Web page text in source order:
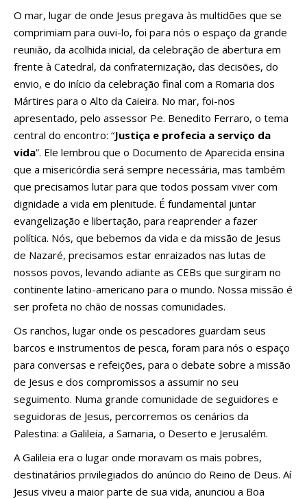
O mar, lugar de onde Jesus pregava às multidões que se
comprimiam para ouvi-lo, foi para nós o espaço da grande
reunião, da acolhida inicial, da celebração de abertura em
frente à Catedral, da confraternização, das decisões, do
envio, e do início da celebração final com a Romaria dos
Mártires para o Alto da Caieira. No mar, foi-nos
apresentado, pelo assessor Pe. Benedito Ferraro, o tema
central do encontro: “Justiça e profecia a serviço da
vida”. Ele lembrou que o Documento de Aparecida ensina
que a misericórdia será sempre necessária, mas também
que precisamos lutar para que todos possam viver com
dignidade a vida em plenitude. É fundamental juntar
evangelização e libertação, para reaprender a fazer
política. Nós, que bebemos da vida e da missão de Jesus
de Nazaré, precisamos estar enraizados nas lutas de
nossos povos, levando adiante as CEBs que surgiram no
continente latino-americano para o mundo. Nossa missão é
ser profeta no chão de nossas comunidades.
Os ranchos, lugar onde os pescadores guardam seus
barcos e instrumentos de pesca, foram para nós o espaço
para conversas e refeições, para o debate sobre a missão
de Jesus e dos compromissos a assumir no seu
seguimento. Numa grande comunidade de seguidores e
seguidoras de Jesus, percorremos os cenários da
Palestina: a Galileia, a Samaria, o Deserto e Jerusalém.
A Galileia era o lugar onde moravam os mais pobres,
destinatários privilegiados do anúncio do Reino de Deus. Aí
Jesus viveu a maior parte de sua vida, anunciou a Boa